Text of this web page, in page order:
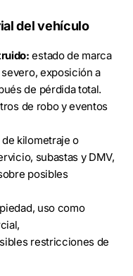
del vehículo
estado de marca
exposición a
de pérdida total.
de robo y eventos
kilometraje o
subastas y DMV,
posibles
uso como
restricciones de